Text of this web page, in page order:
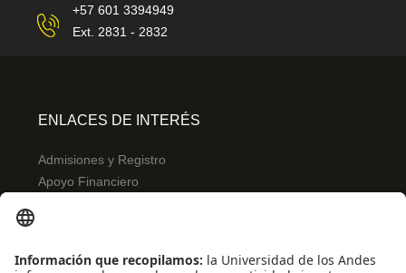
+57 601 3394949
Ext. 2831 - 2832
ENLACES DE INTERÉS
Admisiones y Registro
Apoyo Financiero